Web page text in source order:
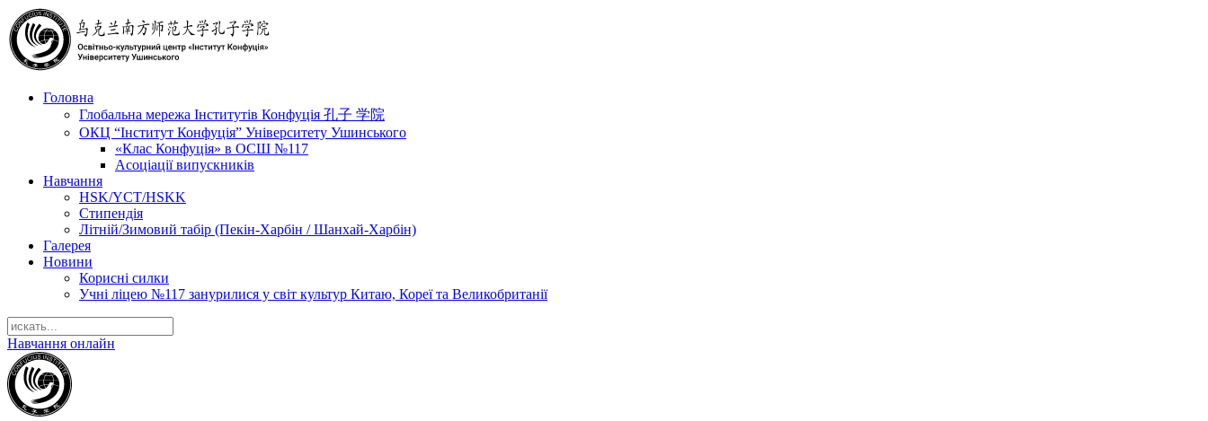
Головна
Глобальна мережа Інститутів Конфуція 孔子 学院
ОКЦ “Інститут Конфуція” Університету Ушинського
«Клас Конфуція» в ОСШ №117
Асоціації випускників
Навчання
HSK/YCT/HSKK
Стипендія
Літній/Зимовий табір (Пекін-Харбін / Шанхай-Харбін)
Галерея
Новини
Корисні силки
Учні ліцею №117 занурилися у світ культур Китаю, Кореї та Великобританії
Навчання онлайн